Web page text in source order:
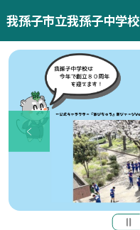
我孫子市立我孫子中学校